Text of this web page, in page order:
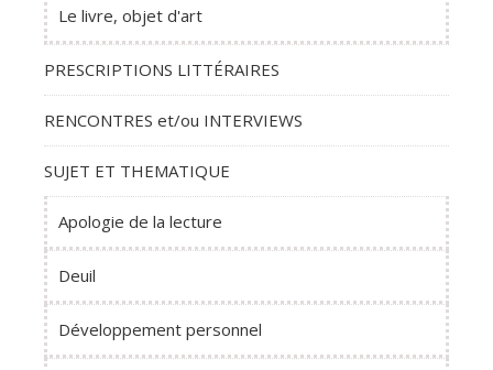
Le livre, objet d'art
PRESCRIPTIONS LITTÉRAIRES
RENCONTRES et/ou INTERVIEWS
SUJET ET THEMATIQUE
Apologie de la lecture
Deuil
Développement personnel